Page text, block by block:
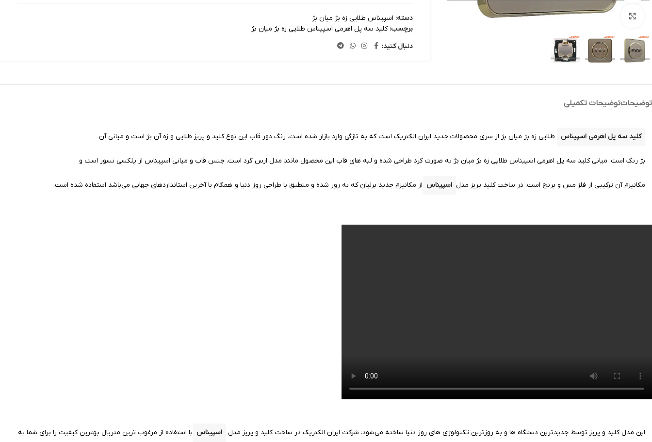
بزرگنمایی تصویر دسته: اسپیناس طلایی زه بژ میان بژ
برچسب: کلید سه پل اهرمی اسپیناس طلایی زه بژ میان بژ
دنبال کنید:
توضیحاتتوضیحات تکمیلی
کلید سه پل اهرمی اسپیناس طلایی زه بژ میان بژ از سری محصولات جدید ایران الکتریک است که به تازگی وارد بازار شده است. رنگ دور قاب این نوع کلید و پریز طلایی و زه آن بژ است و میانی آن
بژ رنگ است. میانی کلید سه پل اهرمی اسپیناس طلایی زه بژ میان بژ به صورت گرد طراحی شده و لبه های قاب این محصول مانند مدل ارس گرد است. جنس قاب و میانی اسپیناس از پلکسی نسوز است و
مکانیزم آن ترکیبی از فلز مس و برنج است. در ساخت کلید پریز مدل اسپیناس از مکانیزم جدید برلیان که به روز شده و منطبق با طراحی روز دنیا و همگام با آخرین استانداردهای جهانی می‌باشد استفاده شده است.
این مدل کلید و پریز توسط جدیدترین دستگاه ها و به روزترین تکنولوژی های روز دنیا ساخته می‌شود. شرکت ایران الکتریک در ساخت کلید و پریز مدل اسپیناس با استفاده از مرغوب ترین متریال بهترین کیفیت را برای شما به